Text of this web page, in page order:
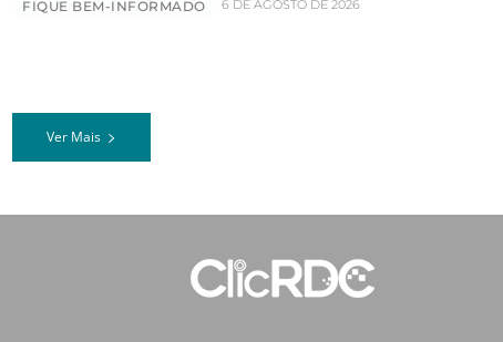
FIQUE BEM-INFORMADO 6 DE AGOSTO DE 2026
Ver Mais